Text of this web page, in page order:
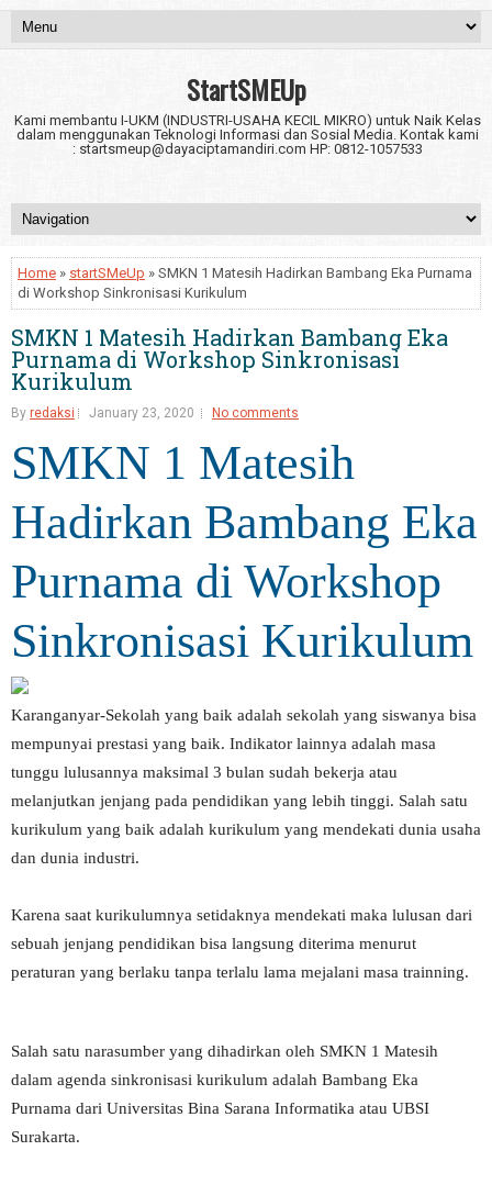
StartSMEUp
Kami membantu I-UKM (INDUSTRI-USAHA KECIL MIKRO) untuk Naik Kelas
dalam menggunakan Teknologi Informasi dan Sosial Media. Kontak kami
: startsmeup@dayaciptamandiri.com HP: 0812-1057533
Home » startSMeUp » SMKN 1 Matesih Hadirkan Bambang Eka Purnama
di Workshop Sinkronisasi Kurikulum
SMKN 1 Matesih Hadirkan Bambang Eka
Purnama di Workshop Sinkronisasi
Kurikulum
By redaksi January 23, 2020 No comments
SMKN 1 Matesih
Hadirkan Bambang Eka
Purnama di Workshop
Sinkronisasi Kurikulum
Karanganyar-Sekolah yang baik adalah sekolah yang siswanya bisa
mempunyai prestasi yang baik. Indikator lainnya adalah masa
tunggu lulusannya maksimal 3 bulan sudah bekerja atau
melanjutkan jenjang pada pendidikan yang lebih tinggi. Salah satu
kurikulum yang baik adalah kurikulum yang mendekati dunia usaha
dan dunia industri.
Karena saat kurikulumnya setidaknya mendekati maka lulusan dari
sebuah jenjang pendidikan bisa langsung diterima menurut
peraturan yang berlaku tanpa terlalu lama mejalani masa trainning.
Salah satu narasumber yang dihadirkan oleh SMKN 1 Matesih
dalam agenda sinkronisasi kurikulum adalah Bambang Eka
Purnama dari Universitas Bina Sarana Informatika atau UBSI
Surakarta.